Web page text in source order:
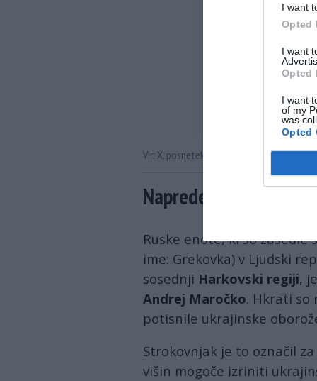
I want
Opted
I want
Opted
I want
of my
was
Opted
Vir: X, posnetek zaslona
Napredek pri
Ruske enote, ki so
ime: Grekovka) v Ljudski
sosednji Harkovski regiji,
Andrej Maročko. Hkrati so
potisnile ukrajinske
Strokovnjak je to označil
višin mogoče izriniti